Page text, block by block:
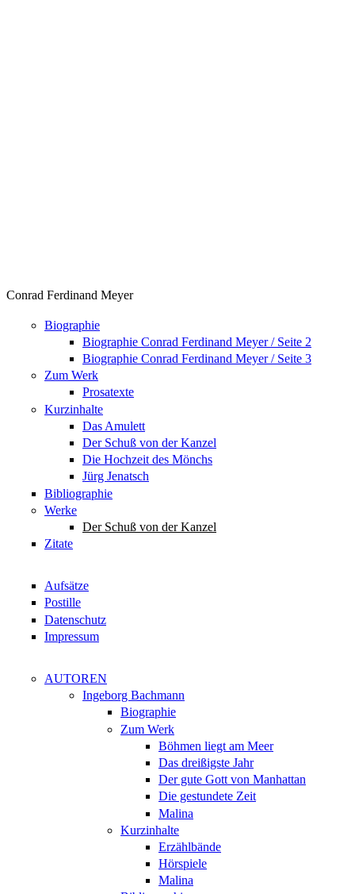
Conrad Ferdinand Meyer
Biographie
Biographie Conrad Ferdinand Meyer / Seite 2
Biographie Conrad Ferdinand Meyer / Seite 3
Zum Werk
Prosatexte
Kurzinhalte
Das Amulett
Der Schuß von der Kanzel
Die Hochzeit des Mönchs
Jürg Jenatsch
Bibliographie
Werke
Der Schuß von der Kanzel
Zitate
Aufsätze
Postille
Datenschutz
Impressum
AUTOREN
Ingeborg Bachmann
Biographie
Zum Werk
Böhmen liegt am Meer
Das dreißigste Jahr
Der gute Gott von Manhattan
Die gestundete Zeit
Malina
Kurzinhalte
Erzählbände
Hörspiele
Malina